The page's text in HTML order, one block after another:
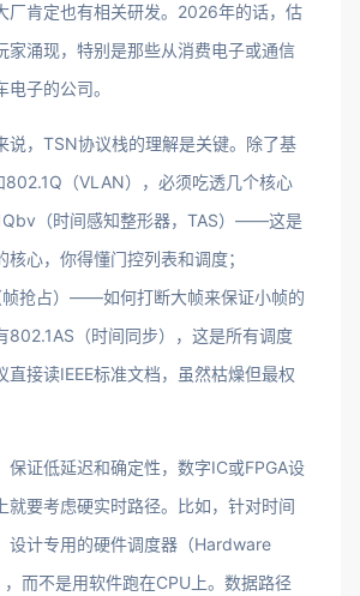
厂肯定也有相关研发。2026年的话，估
家涌现，特别是那些从消费电子或通信
子的公司。
说，TSN协议栈的理解是关键。除了基
（VLAN），必须吃透几个核心
（时间感知整形器，TAS）——这是
核心，你得懂门控列表和调度；
抢占）——如何打断大帧来保证小帧的
802.1AS（时间同步），这是所有调度
直接读IEEE标准文档，虽然枯燥但最权
保证低延迟和确定性，数字IC或FPGA设
就要考虑硬实时路径。比如，针对时间
设计专用的硬件调度器（Hardware
而不是用软件跑在CPU上。数据路径